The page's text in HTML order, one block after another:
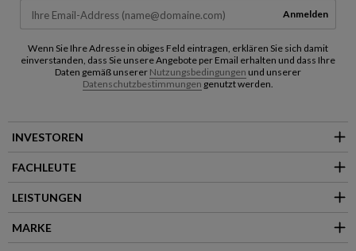
Anmelden
Wenn Sie Ihre Adresse in obiges Feld eintragen, erklären Sie sich damit
einverstanden, dass Sie unsere Angebote per Email erhalten und dass Ihre
Daten gemäß unserer Nutzungsbedingungen und unserer
Datenschutzbestimmungen genutzt werden.
INVESTOREN
FACHLEUTE
LEISTUNGEN
MARKE